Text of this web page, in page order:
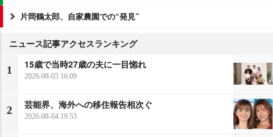
片岡鶴太郎、自家農園での“発見”
ニュース記事アクセスランキング
1
15歳で当時27歳の夫に一目惚れ
2026-08-05 16:09
2
芸能界、海外への移住報告相次ぐ
2026-08-04 19:53